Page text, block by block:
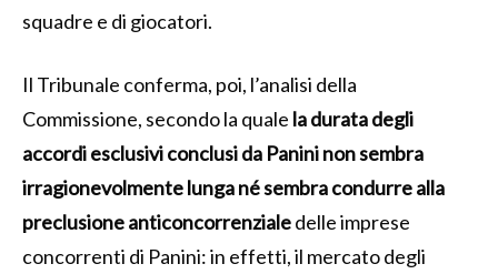
squadre e di giocatori.
Il Tribunale conferma, poi, l’analisi della
Commissione, secondo la quale la durata degli
accordi esclusivi conclusi da Panini non sembra
irragionevolmente lunga né sembra condurre alla
preclusione anticoncorrenzialedelle imprese
concorrenti di Panini: in effetti, il mercato degli